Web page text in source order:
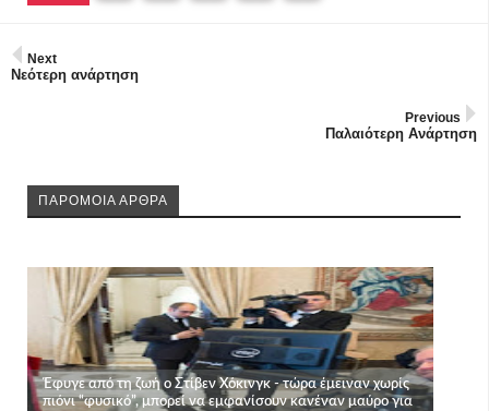
Next
Νεότερη ανάρτηση
Previous
Παλαιότερη Ανάρτηση
ΠΑΡΟΜΟΙΑ ΑΡΘΡΑ